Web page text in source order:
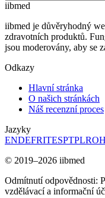
iibmed
iibmed je důvěryhodný
zdravotních produktů.
jsou moderovány, aby se
Odkazy
Hlavní stránka
O našich stránkách
Náš recenzní proces
Jazyky
ENDEFRITESPTPLRO
© 2019–2026 iibmed
Odmítnutí odpovědnosti:
vzdělávací a informační